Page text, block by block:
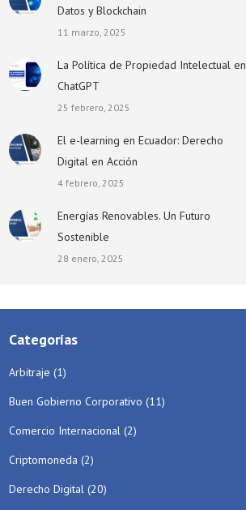
Datos y Blockchain
11 marzo, 2025
La Política de Propiedad Intelectual en
ChatGPT
25 febrero, 2025
El e-learning en Ecuador: Derecho
Digital en Acción
4 febrero, 2025
Energías Renovables. Un Futuro
Sostenible
28 enero, 2025
Categorías
Arbitraje (1)
Buen Gobierno Corporativo (11)
Comercio Internacional (2)
Criptomoneda (2)
Derecho Digital (20)